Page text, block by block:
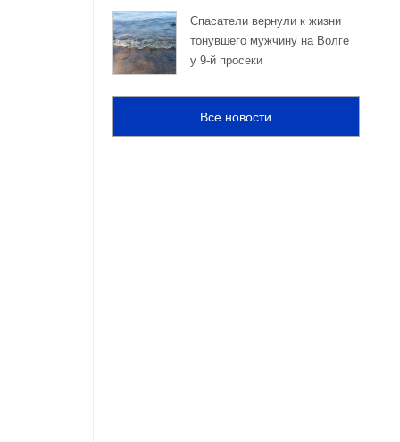
Спасатели вернули к жизни
тонувшего мужчину на Волге
у 9-й просеки
Все новости